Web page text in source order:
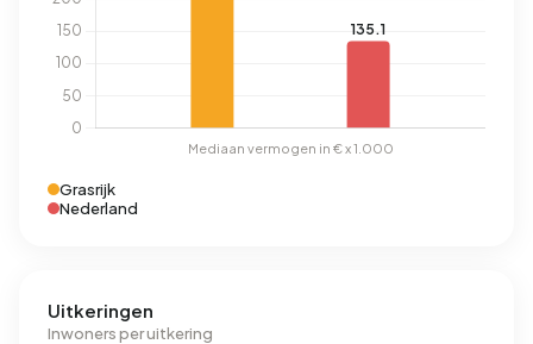
Grasrijk
Nederland
Uitkeringen
Inwoners per uitkering